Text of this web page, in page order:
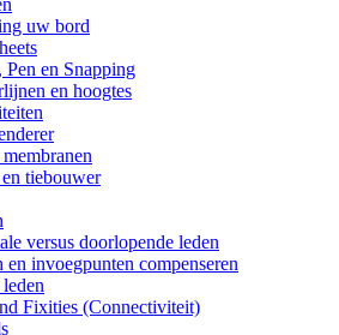
uw bord
Pen en Snapping
en hoogtes
tiebouwer
versus doorlopende leden
en invoegpunten compenseren
Fixities (Connectiviteit)